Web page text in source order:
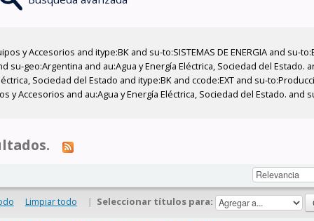
y Accesorios and itype:BK and su-to:SISTEMAS DE ENERGIA and su-
geo:Argentina and au:Agua y Energía Eléctrica, Sociedad del Estado.
Sociedad del Estado and itype:BK and ccode:EXT and su-
y Accesorios and au:Agua y Energía Eléctrica, Sociedad del Estado. and
Limpiar todo | Seleccionar títulos para: